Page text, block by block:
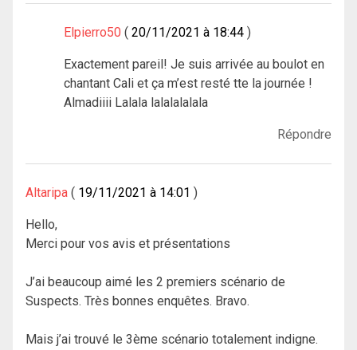
Elpierro50 20/11/2021 à 18:44
Exactement pareil! Je suis arrivée au boulot en
chantant Cali et ça m’est resté tte la journée !
Almadiiii Lalala lalalalalala
Répondre
Altaripa 19/11/2021 à 14:01
Hello,
Merci pour vos avis et présentations
J’ai beaucoup aimé les 2 premiers scénario de
Suspects. Très bonnes enquêtes. Bravo.
Mais j’ai trouvé le 3ème scénario totalement indigne.